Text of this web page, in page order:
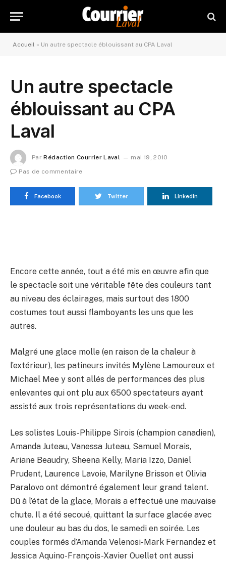
Accueil » Un autre spectacle éblouissant au CPA Laval
Un autre spectacle
éblouissant au CPA
Laval
Par Rédaction Courrier Laval
mai 19, 2010
Pas de commentaire
Facebook Twitter LinkedIn
Encore cette année, tout a été mis en œuvre afin que
le spectacle soit une véritable fête des couleurs tant
au niveau des éclairages, mais surtout des 1800
costumes tout aussi flamboyants les uns que les
autres.
Malgré une glace molle (en raison de la chaleur à
l’extérieur), les patineurs invités Mylène Lamoureux et
Michael Mee y sont allés de performances des plus
enlevantes qui ont plu aux 6500 spectateurs ayant
assisté aux trois représentations du week-end.
Les solistes Louis-Philippe Sirois (champion canadien),
Amanda Juteau, Vanessa Juteau, Samuel Morais,
Ariane Beaudry, Sheena Kelly, Maria Izzo, Daniel
Prudent, Laurence Lavoie, Marilyne Brisson et Olivia
Paralovo ont démontré également leur grand talent.
Dû à l’état de la glace, Morais a effectué une mauvaise
chute. Il a été secoué, quittant la surface glacée avec
une douleur au bas du dos, le samedi en soirée. Les
couples formés d’Amanda Velenosi-Mark Fernandez et
Jessica Aquino-François-Xavier Ouellet ont aussi